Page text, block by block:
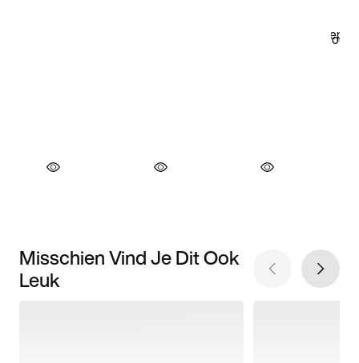
Misschien Vind Je Dit Ook
Leuk